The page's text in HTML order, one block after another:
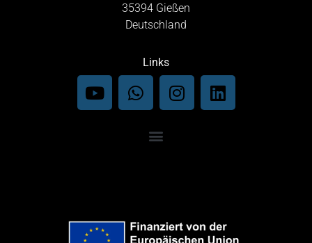
35394 Gießen
Deutschland
Links